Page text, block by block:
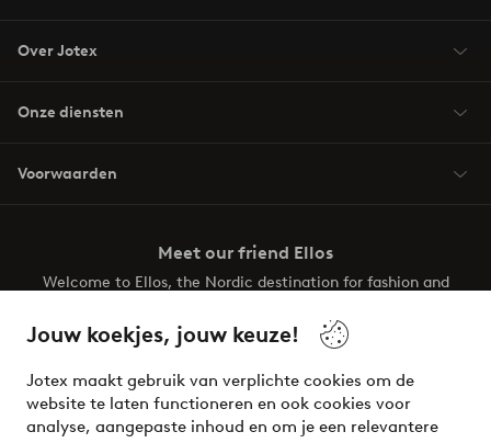
Jouw koekjes, jouw keuze!
Jotex maakt gebruik van verplichte cookies om de
website te laten functioneren en ook cookies voor
analyse, aangepaste inhoud en om je een relevantere
Over Jotex
Onze diensten
Voorwaarden
Meet our friend Ellos
Welcome to Ellos, the Nordic destination for fashion and
your wardrobe. Your next inspiring look is here!